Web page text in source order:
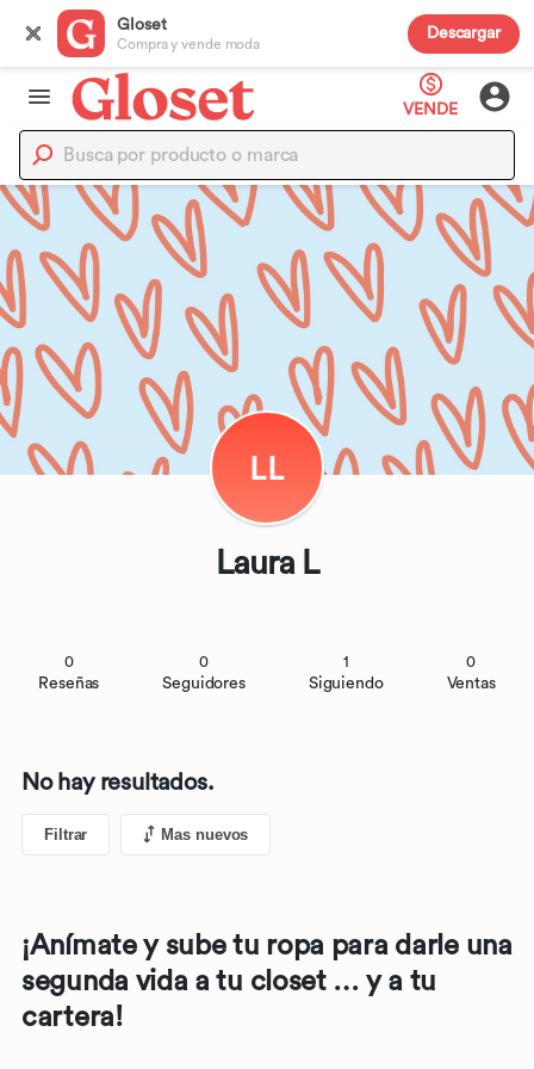
Gloset
Compra y vende moda
Descargar
VENDE
LL
Laura L
0
Reseñas
0
Seguidores
1
Siguiendo
0
Ventas
No hay resultados.
Filtrar Mas nuevos
¡Anímate y sube tu ropa para darle una
segunda vida a tu closet … y a tu
cartera!